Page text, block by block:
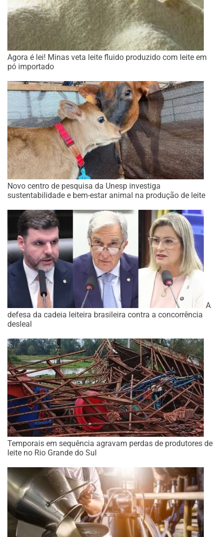
Agora é lei! Minas veta leite fluido produzido com leite em
pó importado
Novo centro de pesquisa da Unesp investiga
sustentabilidade e bem-estar animal na produção de leite
A
defesa da cadeia leiteira brasileira contra a concorrência
desleal
Temporais em sequência agravam perdas de produtores de
leite no Rio Grande do Sul